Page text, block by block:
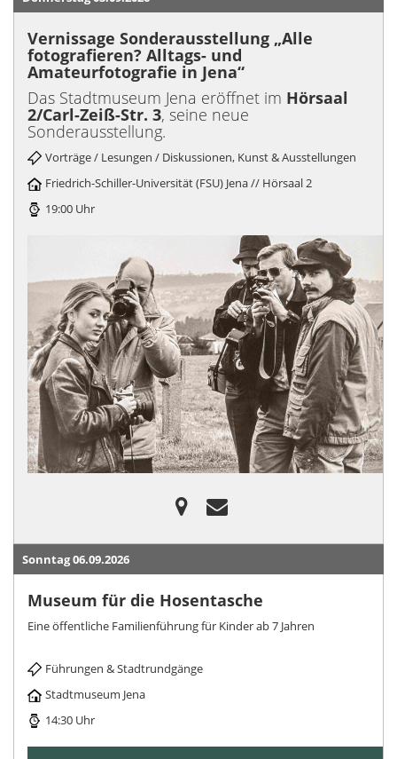
Vernissage Sonderausstellung „Alle
fotografieren? Alltags- und
Amateurfotografie in Jena“
Das Stadtmuseum Jena eröffnet im Hörsaal
2/Carl-Zeiß-Str. 3, seine neue
Sonderausstellung.
Vorträge / Lesungen / Diskussionen, Kunst & Ausstellungen
Friedrich-Schiller-Universität (FSU) Jena // Hörsaal 2
19:00 Uhr
Sonntag 06.09.2026
Museum für die Hosentasche
Eine öffentliche Familienführung für Kinder ab 7 Jahren
Führungen & Stadtrundgänge
Stadtmuseum Jena
14:30 Uhr